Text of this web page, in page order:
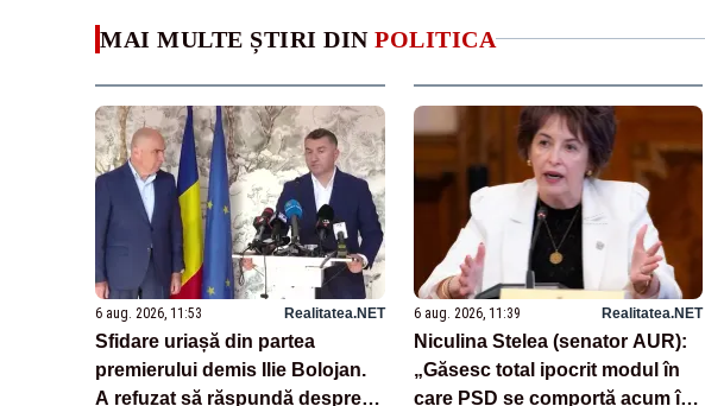
MAI MULTE ȘTIRI DIN POLITICA
6 aug. 2026, 11:53 Realitatea.NET
Sfidare uriașă din partea
premierului demis Ilie Bolojan.
A refuzat să răspundă despre
6 aug. 2026, 11:39 Realitatea.NET
Niculina Stelea (senator AUR):
„Găsesc total ipocrit modul în
care PSD se comportă acum în